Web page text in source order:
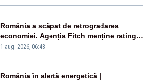
România a scăpat de retrogradarea
economiei. Agenția Fitch menține ratingul
„BBB-” cu perspectivă negativă
1 aug. 2026, 06:48
România în alertă energetică |